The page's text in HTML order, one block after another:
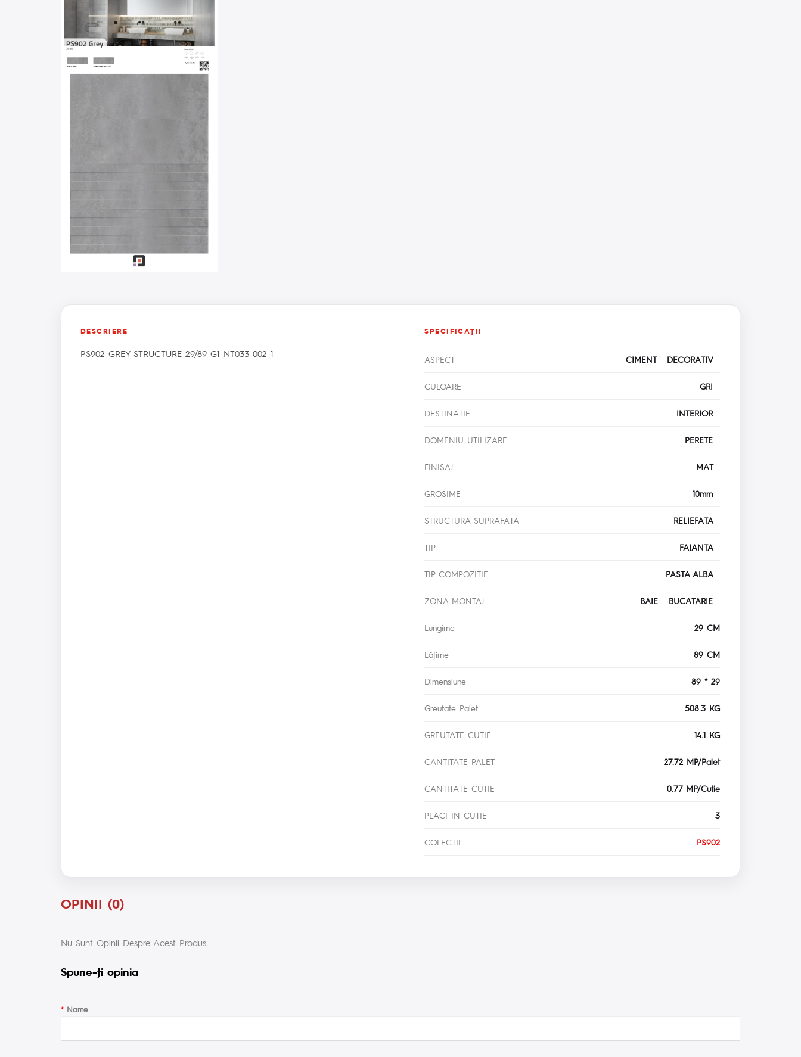
DESCRIERE
PS902 GREY STRUCTURE 29/89 G1 NT033-002-1
SPECIFICAŢII
ASPECT CIMENT DECORATIV
CULOARE GRI
DESTINATIE INTERIOR
DOMENIU UTILIZARE PERETE
FINISAJ MAT
GROSIME 10mm
STRUCTURA SUPRAFATA RELIEFATA
TIP FAIANTA
TIP COMPOZITIE PASTA ALBA
ZONA MONTAJ BAIE BUCATARIE
Lungime 29 CM
Lăţime 89 CM
Dimensiune 89 * 29
Greutate Palet 508.3 KG
GREUTATE CUTIE 14.1 KG
CANTITATE PALET 27.72 MP/Palet
CANTITATE CUTIE 0.77 MP/Cutie
PLACI IN CUTIE 3
COLECTII PS902
OPINII (0)
Nu Sunt Opinii Despre Acest Produs.
Spune-ţi opinia
Name